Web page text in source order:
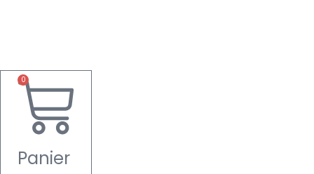
0
Panier